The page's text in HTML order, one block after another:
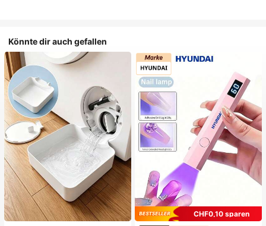
Könnte dir auch gefallen
CHF0,10 sparen